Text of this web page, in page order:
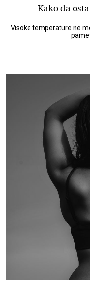
Kako da
Visoke temperature ne